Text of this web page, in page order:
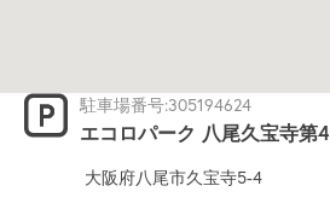
駐車場番号:305194624
エコロパーク 八尾久宝寺第4
大阪府八尾市久宝寺5-4